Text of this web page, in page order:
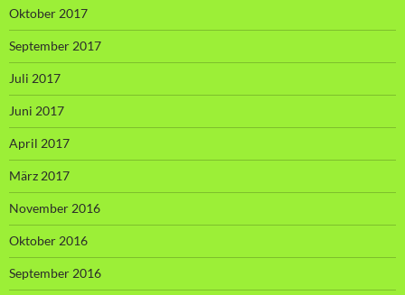
Oktober 2017
September 2017
Juli 2017
Juni 2017
April 2017
März 2017
November 2016
Oktober 2016
September 2016